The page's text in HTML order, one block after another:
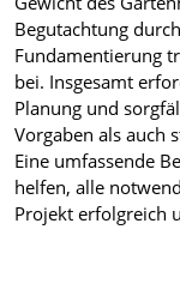
Begutachtung
Fundamentierung
bei. Insgesamt
Planung und
Vorgaben als auch
Eine umfassende
helfen, alle
Projekt erfolgreich